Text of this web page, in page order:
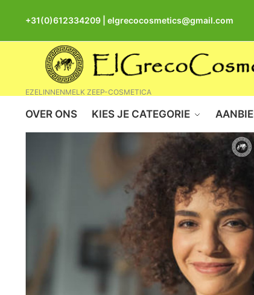
+31(0)612334209| elgrecocosmetics@gmail.com
EZELINNENMELK ZEEP-COSMETICA
OVER ONS KIES JE CATEGORIE